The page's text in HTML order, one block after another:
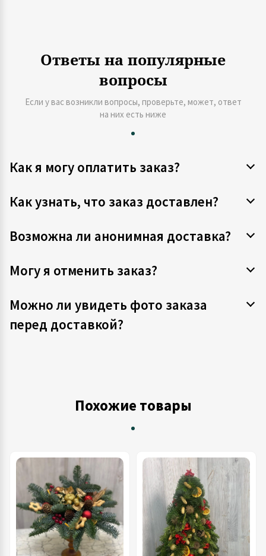
Ответы на популярные
вопросы
Если у вас возникли вопросы, проверьте, может, ответ
на них есть ниже
Как я могу оплатить заказ?
Как узнать, что заказ доставлен?
Возможна ли анонимная доставка?
Могу я отменить заказ?
Можно ли увидеть фото заказа
перед доставкой?
Похожие товары